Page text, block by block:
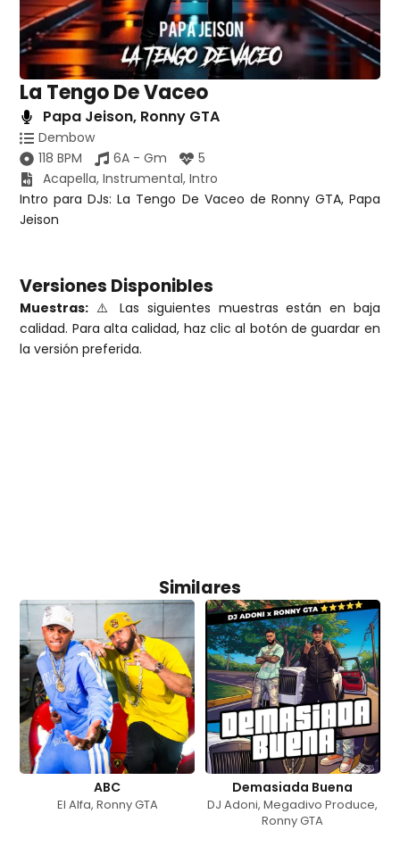
La Tengo De Vaceo
Papa Jeison, Ronny GTA
Dembow
118 BPM
6A - Gm
5
Acapella,Instrumental,Intro
Intro para DJs: La Tengo De Vaceo de Ronny GTA, Papa
Jeison
Versiones Disponibles
Muestras: ⚠️ Las siguientes muestras están en baja
calidad. Para alta calidad, haz clic al botón de guardar en
la versión preferida.
Similares
ABC
El Alfa, Ronny GTA
Demasiada Buena
DJ Adoni,Megadivo Produce,
Ronny GTA